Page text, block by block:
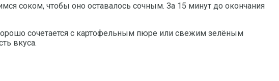
соком, чтобы оно оставалось сочным. За 15 минут до окончания
сочетается с картофельным пюре или свежим зелёным
вкуса.